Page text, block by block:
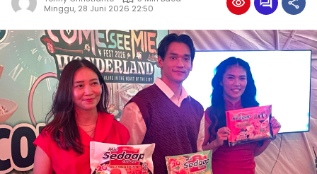
Minggu, 28 Juni 2026 22:50